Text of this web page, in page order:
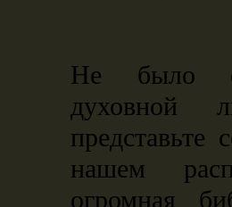
Не было
духовной
нашем
огромная